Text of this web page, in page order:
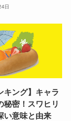
日
キング】キャラ
秘密！スワヒリ
い意味と由来